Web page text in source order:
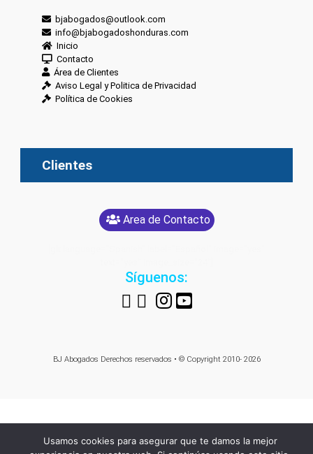
bjabogados@outlook.com
info@bjabogadoshonduras.com
Inicio
Contacto
Área de Clientes
Aviso Legal y Politica de Privacidad
Política de Cookies
Clientes
Area de Contacto
Síguenos:
BJ Abogados Derechos reservados • © Copyright 2010- 2026
Usamos cookies para asegurar que te damos la mejor